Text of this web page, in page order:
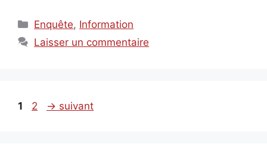
Catégories
Enquête, Information
Laisser un commentaire
Page
1 Page
2 → suivant